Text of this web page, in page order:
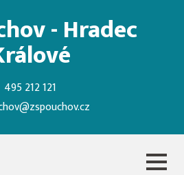
- Hradec
495 212 121